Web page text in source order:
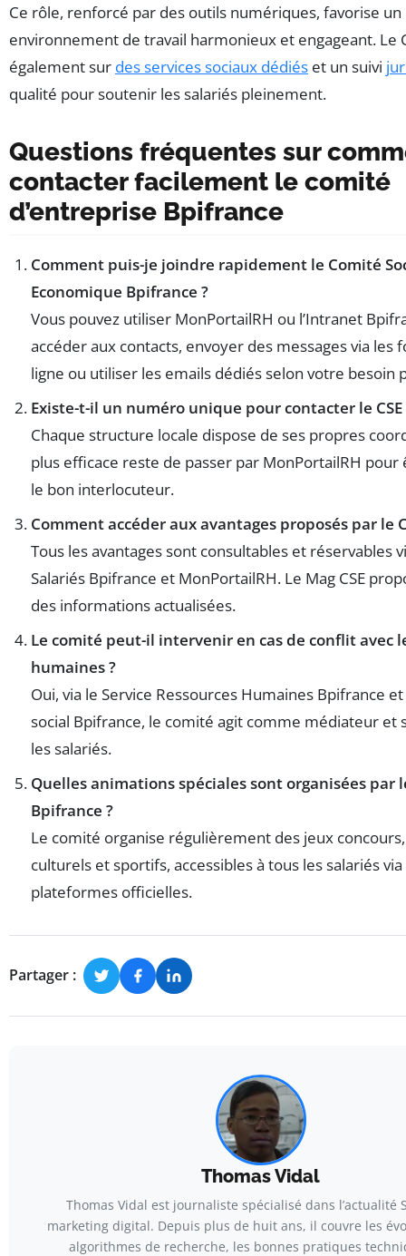
Ce rôle, renforcé par des outils numériques, favorise un
environnement de travail harmonieux et engageant. Le
également sur des services sociaux dédiés et un suivi
qualité pour soutenir les salariés pleinement.
Questions fréquentes sur
contacter facilement le comité
d’entreprise Bpifrance
Comment puis-je joindre rapidement le Comité
Economique Bpifrance ?
Vous pouvez utiliser MonPortailRH ou l’Intranet
accéder aux contacts, envoyer des messages via les
ligne ou utiliser les emails dédiés selon votre besoin
Existe-t-il un numéro unique pour contacter le
Chaque structure locale dispose de ses propres
plus efficace reste de passer par MonPortailRH
le bon interlocuteur.
Comment accéder aux avantages proposés par le
Tous les avantages sont consultables et réservables
Salariés Bpifrance et MonPortailRH. Le Mag CSE
des informations actualisées.
Le comité peut-il intervenir en cas de conflit avec
humaines ?
Oui, via le Service Ressources Humaines Bpifrance
social Bpifrance, le comité agit comme médiateur et
les salariés.
Quelles animations spéciales sont organisées par
Bpifrance ?
Le comité organise régulièrement des jeux
culturels et sportifs, accessibles à tous les salariés via
plateformes officielles.
Partager :
Thomas Vidal
Thomas Vidal est journaliste spécialisé dans l’actualité
marketing digital. Depuis plus de huit ans, il couvre les
algorithmes de recherche, les bonnes pratiques